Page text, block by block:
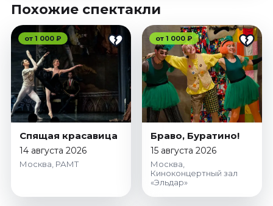
Похожие спектакли
от 1 000 ₽
Спящая красавица
14 августа 2026
Москва, РАМТ
от 1 000 ₽
Браво, Буратино!
15 августа 2026
Москва,
Киноконцертный зал
«Эльдар»